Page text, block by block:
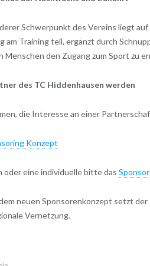
Schwerpunkt des Vereins liegt
am Training teil, ergänzt durch
Menschen den Zugang zum Sport zu
des TC Hiddenhausen werden
die Interesse an einer
Konzept
oder eine individuelle bitte das
neuen Sponsorenkonzept setzt
Vernetzung.